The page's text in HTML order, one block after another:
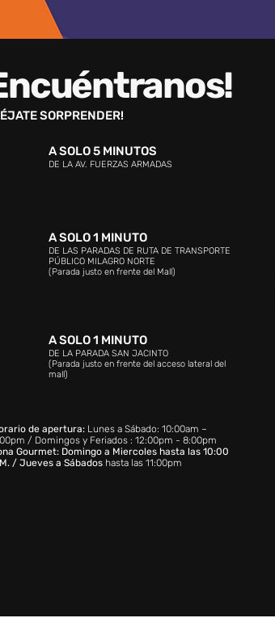
SORPRENDER!
A SOLO 5 MINUTOS
DE LA AV. FUERZAS ARMADAS
A SOLO 1 MINUTO
DE LAS PARADAS DE RUTA DE TRANSPORTE
PÚBLICO MILAGRO NORTE
(Parada justo en frente del Mall)
A SOLO 1 MINUTO
DE LA PARADA SAN JACINTO
(Parada justo en frente del acceso lateral del
mall)
de apertura: Lunes a Sábado: 10:00am –
/ Domingos y Feriados : 12:00pm - 8:00pm
Gourmet: Domingo a Miercoles hasta las 10:00
/ Jueves a Sábadoshasta las 11:00pm